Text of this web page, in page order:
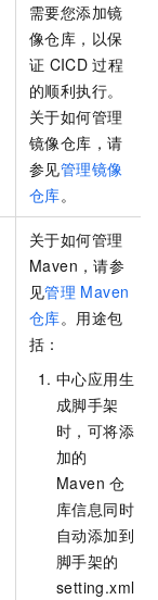
需要您添加镜
像仓库，以保
证 CICD 过程
的顺利执行。
关于如何管理
镜像仓库，请
参见管理镜像
仓库。
关于如何管理
Maven，请参
见管理 Maven
仓库。用途包
括：
中心应用生
成脚手架
时，可将添
加的
Maven 仓
库信息同时
自动添加到
脚手架的
setting.xml